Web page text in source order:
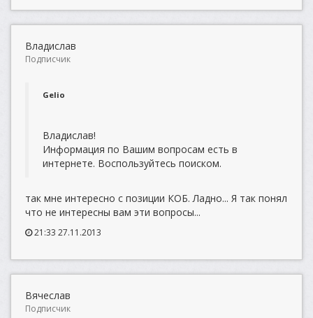
Владислав
Подписчик
Gelio
Владислав!
Информация по Вашим вопросам есть в
интернете. Воспользуйтесь поиском.
так мне интересно с позиции КОБ. Ладно... Я так понял
что не интересны вам эти вопросы...
21:33 27.11.2013
Вячеслав
Подписчик